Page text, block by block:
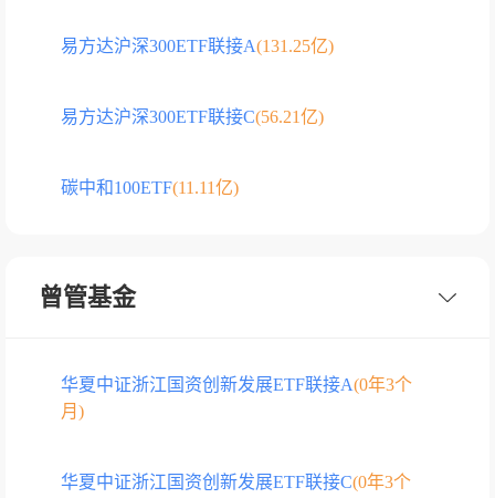
易方达沪深300ETF联接A(131.25亿)
易方达沪深300ETF联接C(56.21亿)
碳中和100ETF(11.11亿)
曾管基金
华夏中证浙江国资创新发展ETF联接A(0年3个
月)
华夏中证浙江国资创新发展ETF联接C(0年3个